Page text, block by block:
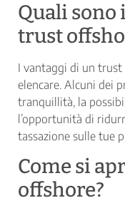
Quali sono
trust
I vantaggi di un
elencare. Alcuni dei
tranquillità, la
l’opportunità di
tassazione sulle tue
Come si
offshore?